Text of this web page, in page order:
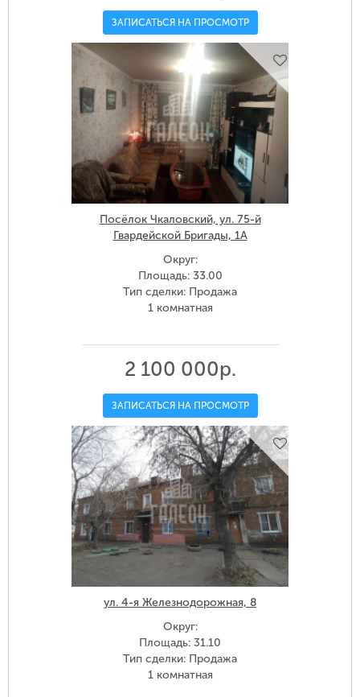
ЗАПИСАТЬСЯ НА ПРОСМОТР
Посёлок Чкаловский, ул. 75-й
Гвардейской Бригады, 1А
Округ:
Площадь: 33.00
Тип сделки: Продажа
1 комнатная
2 100 000р.
ЗАПИСАТЬСЯ НА ПРОСМОТР
ул. 4-я Железнодорожная, 8
Округ:
Площадь: 31.10
Тип сделки: Продажа
1 комнатная